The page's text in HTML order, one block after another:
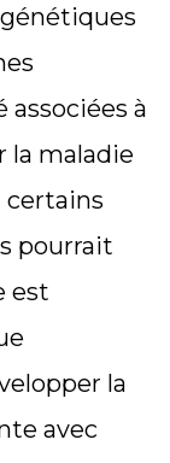
à
la maladie
certains
pourrait
est
la
avec